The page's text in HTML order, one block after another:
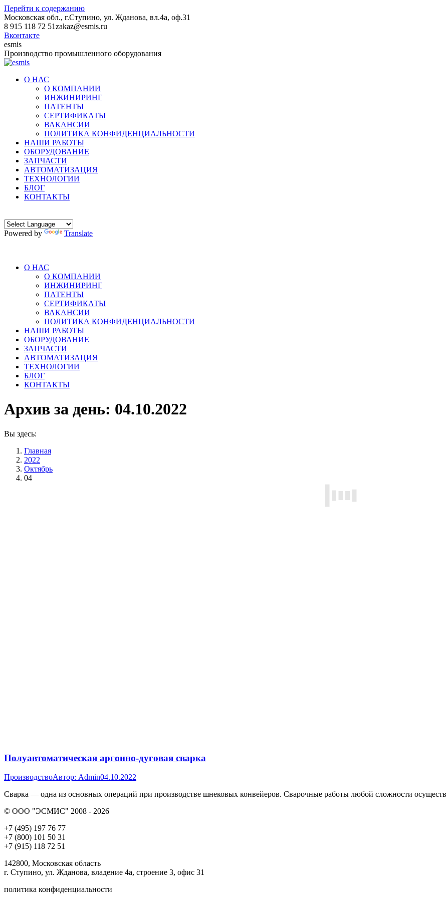
Перейти к содержанию
Московская обл., г.Ступино, ул. Жданова, вл.4а, оф.31
8 915 118 72 51zakaz@esmis.ru
Вконтакте
esmis
Производство промышленного оборудования
О НАС
О КОМПАНИИ
ИНЖИНИРИНГ
ПАТЕНТЫ
СЕРТИФИКАТЫ
ВАКАНСИИ
ПОЛИТИКА КОНФИДЕНЦИАЛЬНОСТИ
НАШИ РАБОТЫ
ОБОРУДОВАНИЕ
ЗАПЧАСТИ
АВТОМАТИЗАЦИЯ
ТЕХНОЛОГИИ
БЛОГ
КОНТАКТЫ
Powered by Translate
О НАС
О КОМПАНИИ
ИНЖИНИРИНГ
ПАТЕНТЫ
СЕРТИФИКАТЫ
ВАКАНСИИ
ПОЛИТИКА КОНФИДЕНЦИАЛЬНОСТИ
НАШИ РАБОТЫ
ОБОРУДОВАНИЕ
ЗАПЧАСТИ
АВТОМАТИЗАЦИЯ
ТЕХНОЛОГИИ
БЛОГ
КОНТАКТЫ
Архив за день: 04.10.2022
Вы здесь:
Главная
2022
Октябрь
04
Полуавтоматическая аргонно-дуговая сварка
ПроизводствоАвтор: Admin04.10.2022
Сварка — одна из основных операций при производстве шнековых конвейеров. Сварочные работы любой сложности
© ООО "ЭСМИС" 2008 - 2026
+7 (495) 197 76 77
+7 (800) 101 50 31
+7 (915) 118 72 51
142800, Московская область
г. Ступино, ул. Жданова, владение 4а, строение 3, офис 31
политика конфиденциальности